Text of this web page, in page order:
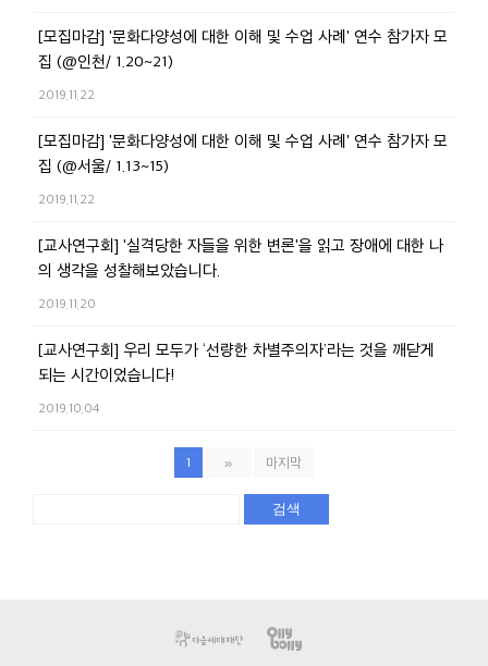
[모집마감] '문화다양성에 대한 이해 및 수업 사례' 연수 참가자 모
집 (@인천/ 1.20~21)
2019.11.22
[모집마감] '문화다양성에 대한 이해 및 수업 사례' 연수 참가자 모
집 (@서울/ 1.13~15)
2019.11.22
[교사연구회] '실격당한 자들을 위한 변론'을 읽고 장애에 대한 나
의 생각을 성찰해보았습니다.
2019.11.20
[교사연구회] 우리 모두가 ‘선량한 차별주의자’라는 것을 깨닫게
되는 시간이었습니다!
2019.10.04
1 » 마지막
검색